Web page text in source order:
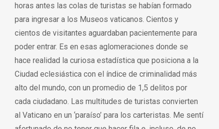
horas antes las colas de turistas se habían formado
para ingresar a los Museos vaticanos. Cientos y
cientos de visitantes aguardaban pacientemente para
poder entrar. Es en esas aglomeraciones donde se
hace realidad la curiosa estadística que posiciona a la
Ciudad eclesiástica con el índice de criminalidad más
alto del mundo, con un promedio de 1,5 delitos por
cada ciudadano. Las multitudes de turistas convierten
al Vaticano en un ‘paraíso’ para los carteristas. Me sentí